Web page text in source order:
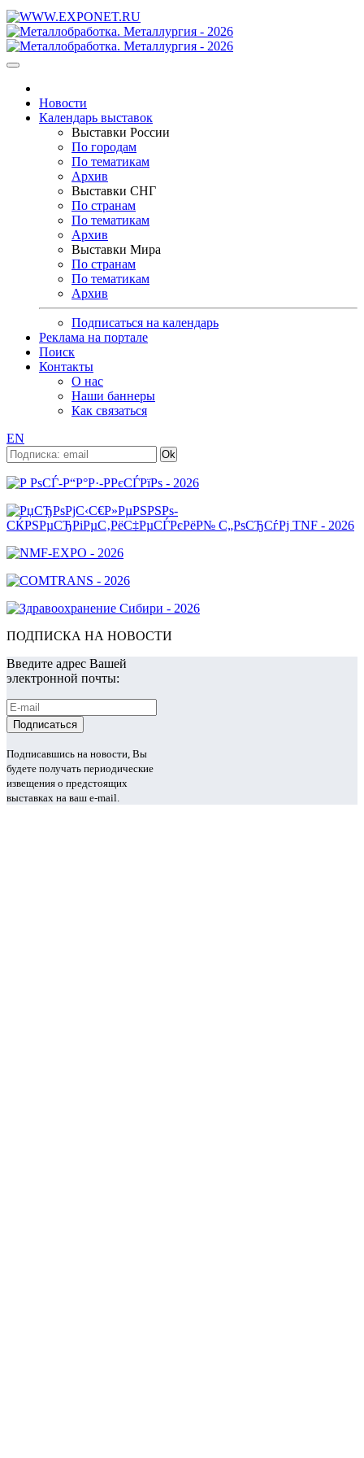
Новости
Календарь выставок
Выставки России
По городам
По тематикам
Архив
Выставки СНГ
По странам
По тематикам
Архив
Выставки Мира
По странам
По тематикам
Архив
Подписаться на календарь
Реклама на портале
Поиск
Контакты
О нас
Наши баннеры
Как связаться
EN
ПОДПИСКА НА НОВОСТИ
Введите адрес Вашей
электронной почты:
Подписавшись на новости, Вы
будете получать периодические
извещения о предстоящих
выставках на ваш e-mail.